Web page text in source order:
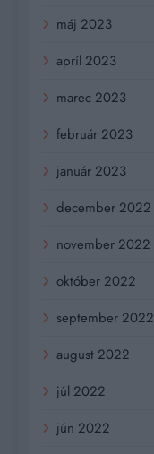
máj 2023
apríl 2023
marec 2023
február 2023
január 2023
december 2022
november 2022
október 2022
september 2022
august 2022
júl 2022
jún 2022